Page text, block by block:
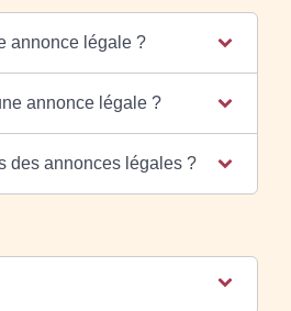
annonce légale ?
annonce légale ?
des annonces légales ?